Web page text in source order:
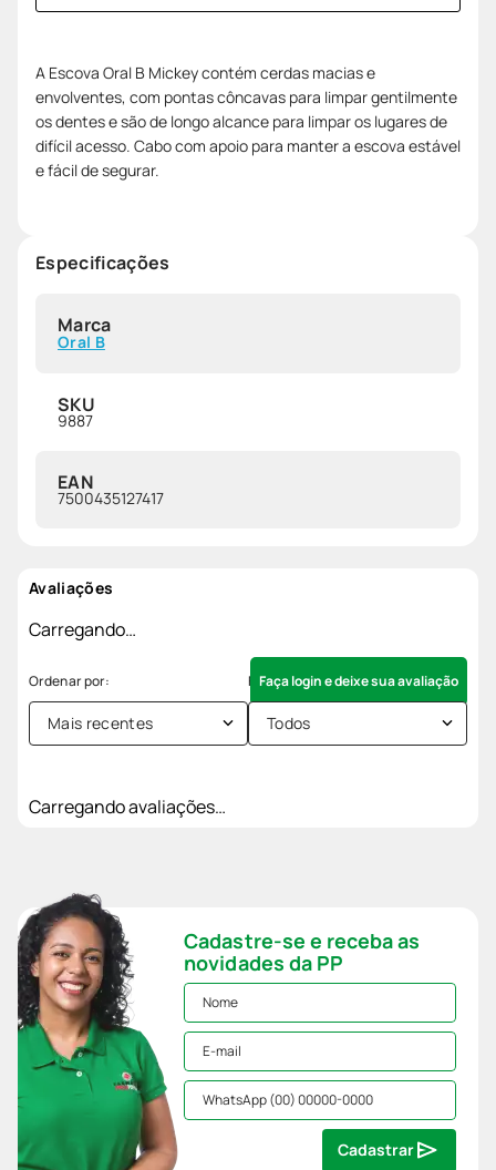
A Escova Oral B Mickey contém cerdas macias e
envolventes, com pontas côncavas para limpar gentilmente
os dentes e são de longo alcance para limpar os lugares de
difícil acesso. Cabo com apoio para manter a escova estável
e fácil de segurar.
Especificações
Marca
Oral B
SKU
9887
EAN
7500435127417
Avaliações
Carregando…
Faça login e deixe sua avaliação
Mais recentes Todos
Carregando avaliações…
Cadastre-se e receba as
novidades da PP
Cadastrar